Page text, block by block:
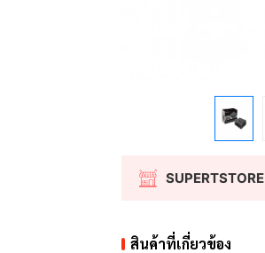
SUPERTSTORE
สินค้าที่เกี่ยวข้อง